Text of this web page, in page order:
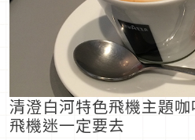
清澄白河特色飛機主題
飛機迷一定要去